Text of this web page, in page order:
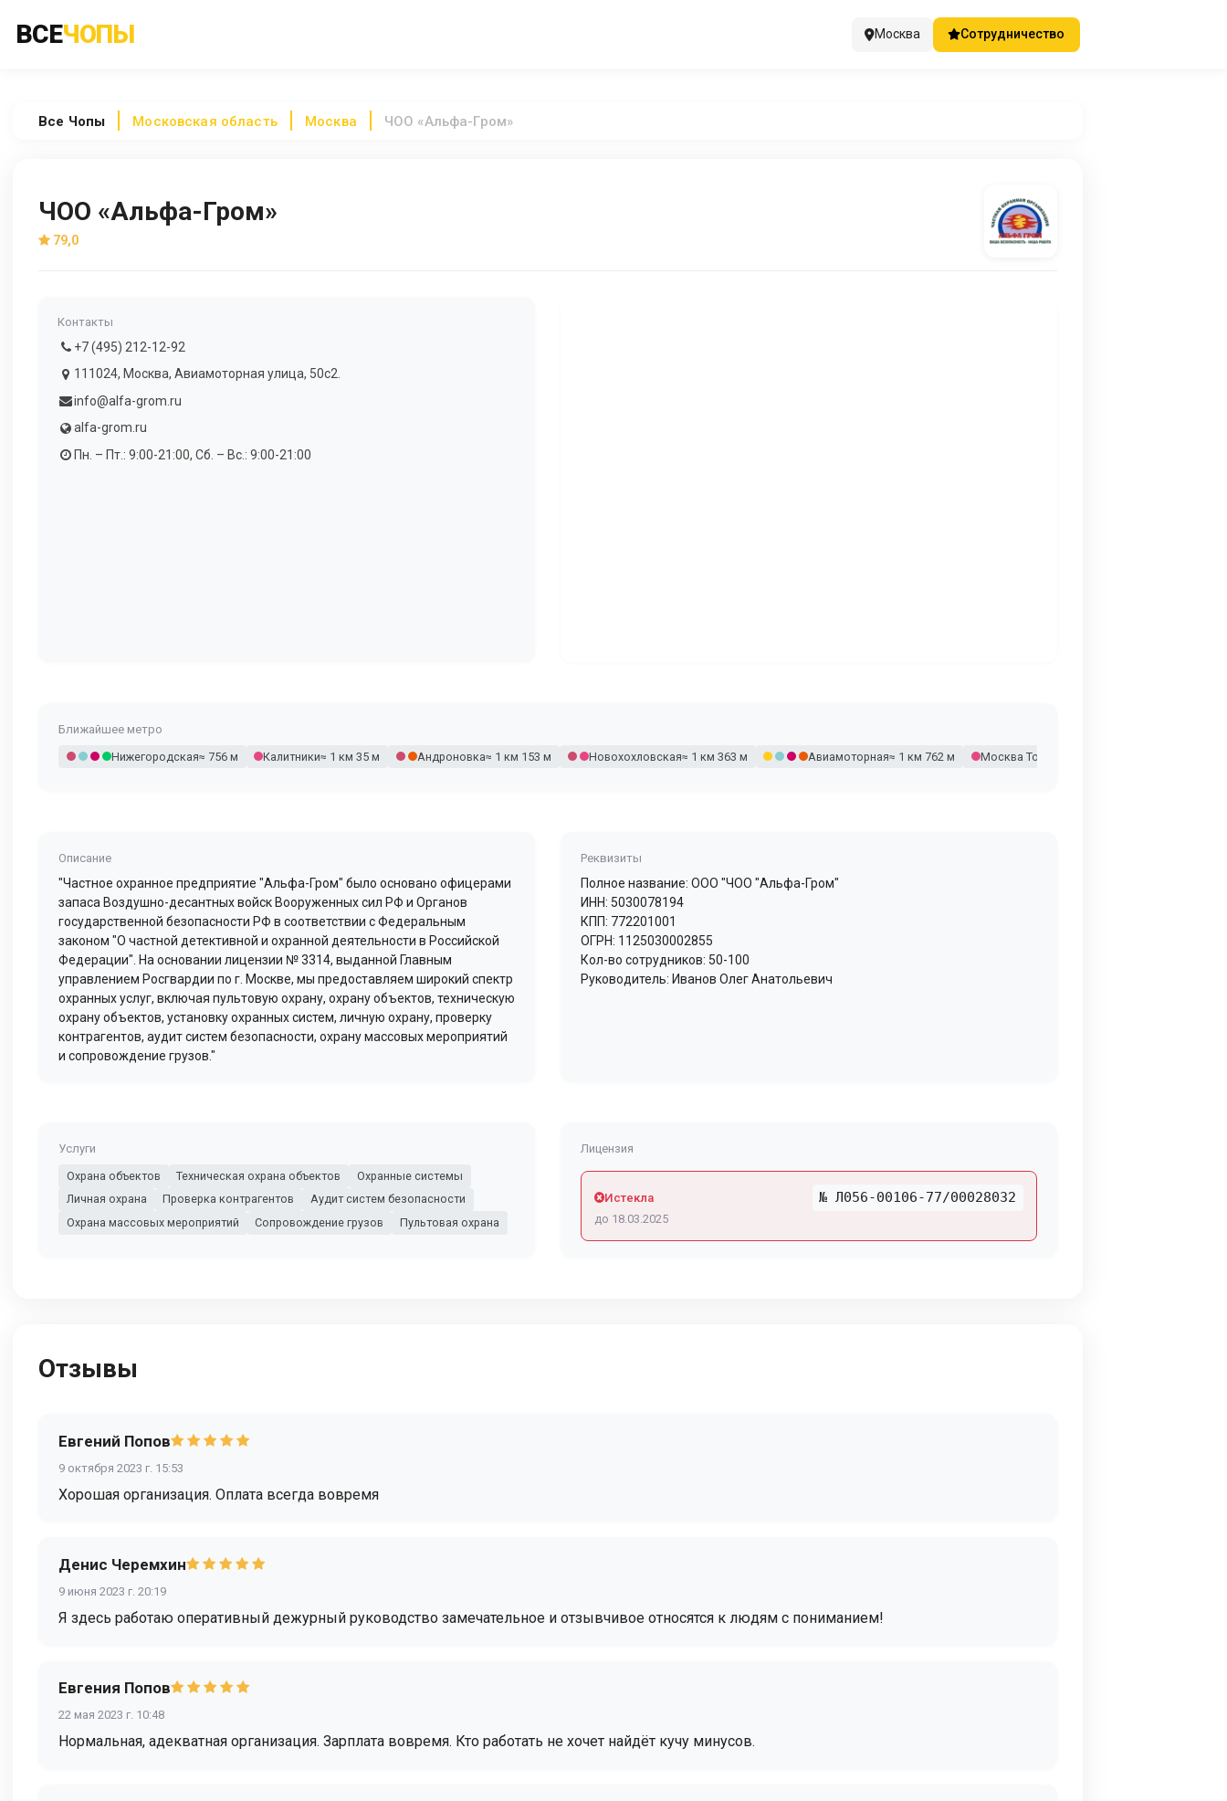
ВСЕЧОПЫ Москва Сотрудничество
Все Чопы Московская область Москва ЧОО «Альфа-Гром»
ЧОО «Альфа-Гром»
79,0
Контакты
+7 (495) 212-12-92
111024, Москва, Авиамоторная улица, 50с2.
info@alfa-grom.ru
alfa-grom.ru
Пн. – Пт.: 9:00-21:00, Сб. – Вс.: 9:00-21:00
Ближайшее метро
Нижегородская≈ 756 м Калитники≈ 1 км 35 м Андроновка≈ 1 км 153 м Новохохловская≈ 1 км 363 м Авиамоторная≈ 1 км 762 м Москва Товарная
Описание
"Частное охранное предприятие "Альфа-Гром" было основано офицерами
запаса Воздушно-десантных войск Вооруженных сил РФ и Органов
государственной безопасности РФ в соответствии с Федеральным
законом "О частной детективной и охранной деятельности в Российской
Федерации". На основании лицензии № 3314, выданной Главным
управлением Росгвардии по г. Москве, мы предоставляем широкий спектр
охранных услуг, включая пультовую охрану, охрану объектов, техническую
охрану объектов, установку охранных систем, личную охрану, проверку
контрагентов, аудит систем безопасности, охрану массовых мероприятий
и сопровождение грузов."
Реквизиты
Полное название: ООО "ЧОО "Альфа-Гром"
ИНН: 5030078194
КПП: 772201001
ОГРН: 1125030002855
Кол-во сотрудников: 50-100
Руководитель: Иванов Олег Анатольевич
Услуги
Охрана объектов
Техническая охрана объектов
Охранные системы
Личная охрана
Проверка контрагентов
Аудит систем безопасности
Охрана массовых мероприятий
Сопровождение грузов Пультовая охрана
Лицензия
Истекла № Л056-00106-77/00028032
до 18.03.2025
Отзывы
Евгений Попов
9 октября 2023 г. 15:53
Хорошая организация. Оплата всегда вовремя
Денис Черемхин
9 июня 2023 г. 20:19
Я здесь работаю оперативный дежурный руководство замечательное и отзывчивое относятся к людям с пониманием!
Евгения Попов
22 мая 2023 г. 10:48
Нормальная, адекватная организация. Зарплата вовремя. Кто работать не хочет найдёт кучу минусов.